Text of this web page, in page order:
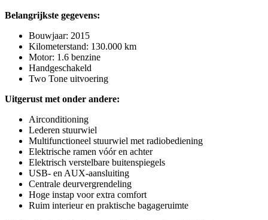
Belangrijkste gegevens:
Bouwjaar: 2015
Kilometerstand: 130.000 km
Motor: 1.6 benzine
Handgeschakeld
Two Tone uitvoering
Uitgerust met onder andere:
Airconditioning
Lederen stuurwiel
Multifunctioneel stuurwiel met radiobediening
Elektrische ramen vóór en achter
Elektrisch verstelbare buitenspiegels
USB- en AUX-aansluiting
Centrale deurvergrendeling
Hoge instap voor extra comfort
Ruim interieur en praktische bagageruimte